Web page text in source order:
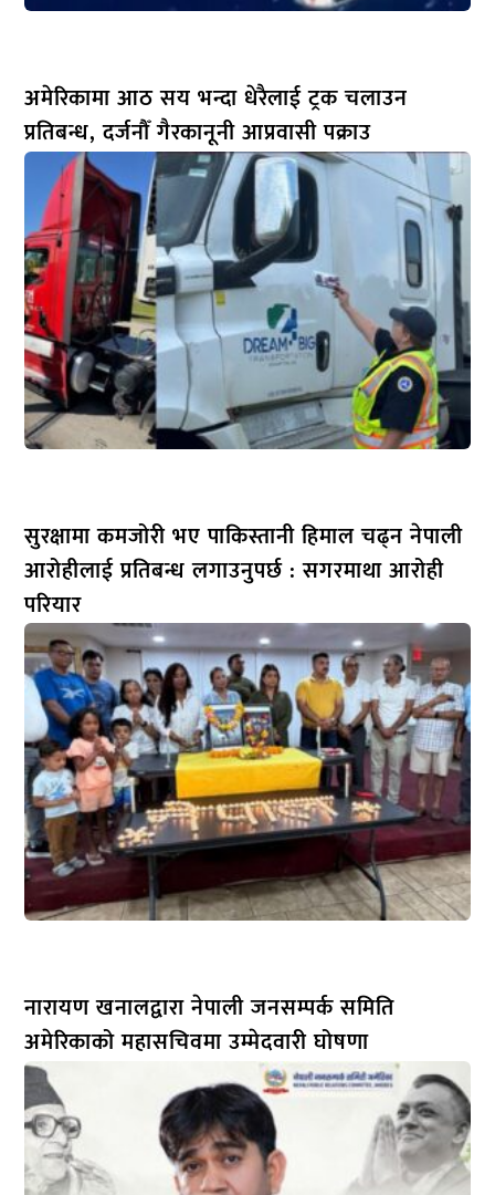
अमेरिकामा आठ सय भन्दा धेरैलाई ट्रक चलाउन
प्रतिबन्ध, दर्जनौँ गैरकानूनी आप्रवासी पक्राउ
सुरक्षामा कमजोरी भए पाकिस्तानी हिमाल चढ्न नेपाली
आरोहीलाई प्रतिबन्ध लगाउनुपर्छ : सगरमाथा आरोही
परियार
नारायण खनालद्वारा नेपाली जनसम्पर्क समिति
अमेरिकाको महासचिवमा उम्मेदवारी घोषणा